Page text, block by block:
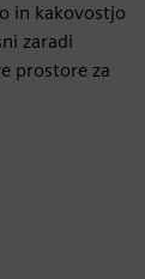
in kakovostjo
zaradi
prostore za